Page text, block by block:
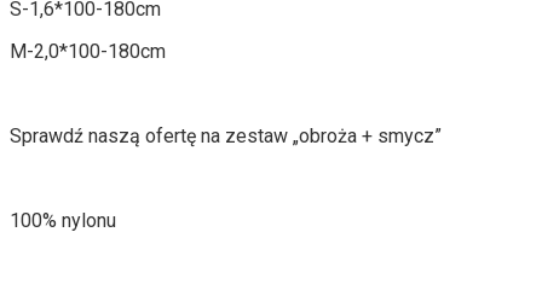
S-1,6*100-180cm
M-2,0*100-180cm
Sprawdź naszą ofertę na zestaw „obroża + smycz”
100% nylonu